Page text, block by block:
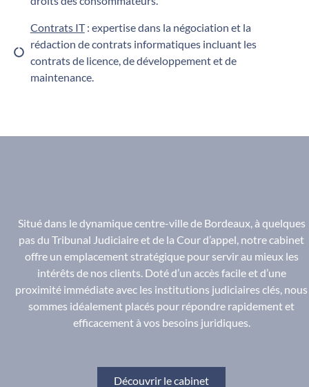
Contrats IT: expertise dans la négociation et la
rédaction de contrats informatiques incluant les
contrats de licence, de développement et de
maintenance.
Situé dans le dynamique centre-ville de Bordeaux, à quelques
pas du Tribunal Judiciaire et de la Cour d’appel, notre cabinet
offre un emplacement stratégique pour servir au mieux les
intérêts de nos clients. Doté d’un accès facile et d’une
proximité immédiate avec les institutions judiciaires clés, nous
sommes idéalement placés pour répondre rapidement et
efficacement à vos besoins juridiques.
Découvrir le cabinet